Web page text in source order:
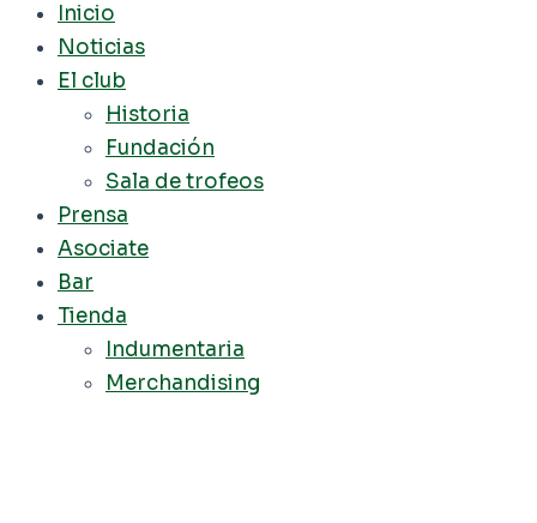
Inicio
Noticias
El club
Historia
Fundación
Sala de trofeos
Prensa
Asociate
Bar
Tienda
Indumentaria
Merchandising